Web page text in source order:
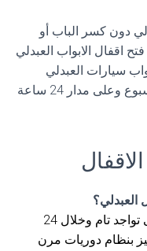
دون كسر الباب أو
اقفال الابواب العبدلي
سيارات العبدلي
نحن على تواجد تام طيلة ايام الاسبوع وعلى مدار 24 ساعة
العبدلي؟
يمكنك مراسلتنا في أي وقت ونحن على تواجد تام وخلال 24
بنظام دوريات مرن